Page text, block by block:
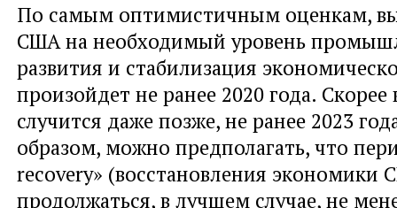
По самым оптимистичным оценкам,
США на необходимый уровень
развития и стабилизация
произойдет не ранее 2020 года. Скорее
случится даже позже, не ранее 2023
образом, можно предполагать, что
recovery» (восстановления экономики
продолжаться, в лучшем случае, не